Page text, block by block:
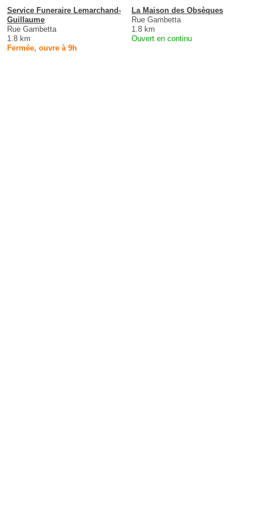
Service Funeraire Lemarchand-
Guillaume
Rue Gambetta
1.8 km
Fermée, ouvre à 9h
La Maison des Obsèques
Rue Gambetta
1.8 km
Ouvert en continu